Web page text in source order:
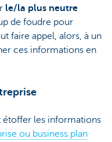
le/la plus neutre
de foudre pour
faire appel, alors, à un
ces informations en
étoffer les informations
ou business plan